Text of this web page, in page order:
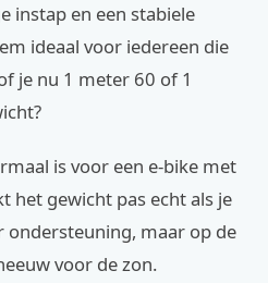
instap en een stabiele
ideaal voor iedereen die
je nu 1 meter 60 of 1
is voor een e-bike met
het gewicht pas echt als je
ondersteuning, maar op de
voor de zon.